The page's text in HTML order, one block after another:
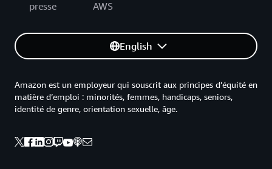
presse
AWS
English
Amazon est un employeur qui souscrit aux principes d’équité en
matière d’emploi : minorités, femmes, handicaps, seniors,
identité de genre, orientation sexuelle, âge.